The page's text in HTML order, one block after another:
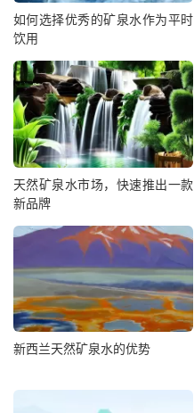
如何选择优秀的矿泉水作为平时
饮用
天然矿泉水市场，快速推出一款
新品牌
新西兰天然矿泉水的优势